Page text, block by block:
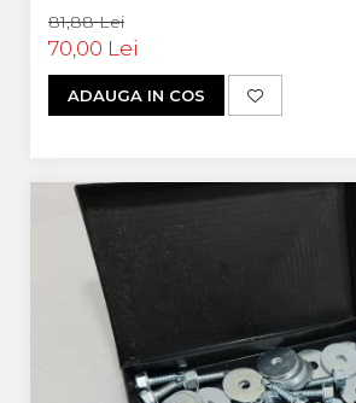
81,88 Lei
70,00 Lei
ADAUGA IN COS